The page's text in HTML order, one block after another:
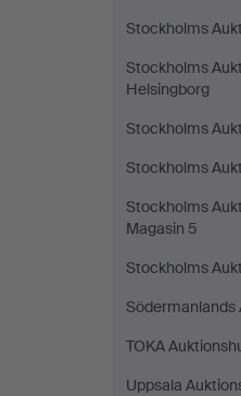
Stockholms
Stockholms
Helsingborg
Stockholms
Stockholms
Stockholms
Magasin 5
Stockholms
Södermanlands
TOKA
Uppsala